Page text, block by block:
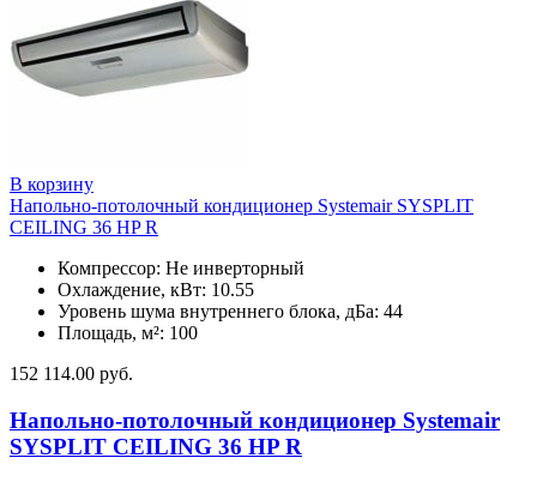
В корзину
Напольно-потолочный кондиционер Systemair SYSPLIT
CEILING 36 HP R
Компрессор: Не инверторный
Охлаждение, кВт: 10.55
Уровень шума внутреннего блока, дБа: 44
Площадь, м²: 100
152 114.00 руб.
Напольно-потолочный кондиционер Systemair
SYSPLIT CEILING 36 HP R